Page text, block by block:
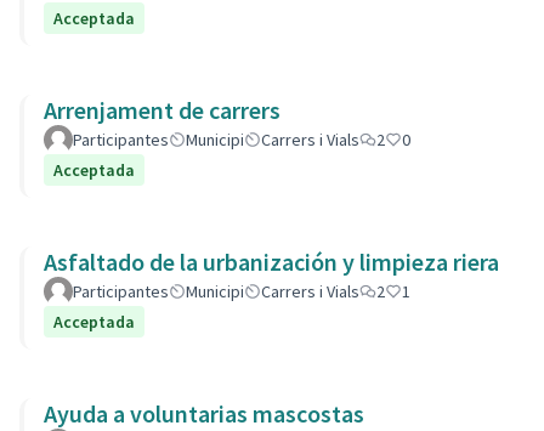
Acceptada
Arrenjament de carrers
Participantes Municipi Carrers i Vials 2
0
Acceptada
Asfaltado de la urbanización y limpieza riera
Participantes Municipi Carrers i Vials 2
1
Acceptada
Ayuda a voluntarias mascostas